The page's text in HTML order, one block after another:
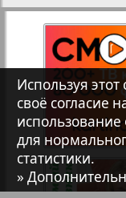
АйБолит
Акцент
Англия
Анонс
Используя этот
своё согласие
для
статистики.
»